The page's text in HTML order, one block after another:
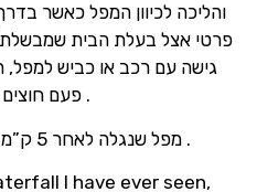
והליכה לכיוון המפל כאשר
פרטי אצל בעלת הבית
גישה עם רכב או כביש למפל,
פעם חוצים את הנהר .
מפל שנגלה לאחר 5 ק”מ של הליכה מדהים ביופיו .
I have ever seen,